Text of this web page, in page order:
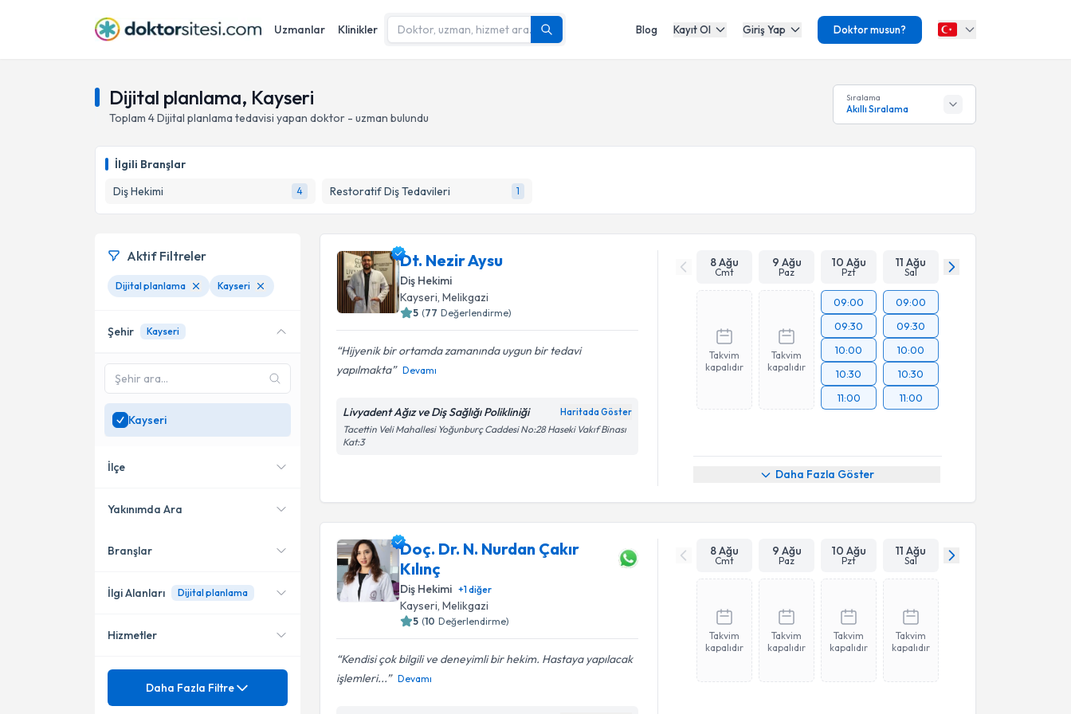
Uzmanlar Klinikler Blog Kayıt Ol Giriş Yap Doktor musun?
Dijital planlama, Kayseri
Toplam 4Dijital planlama tedavisi yapan doktor - uzman bulundu
Sıralama
Akıllı Sıralama
İlgili Branşlar
Diş Hekimi
4 Restoratif Diş Tedavileri 1
Dt. Nezir Aysu
Diş Hekimi
Kayseri, Melikgazi
5 (77 Değerlendirme)
Hijyenik bir ortamda zamanında uygun bir tedavi
yapılmakta
Devamı
Livyadent Ağız ve Diş Sağlığı Polikliniği Haritada Göster
Tacettin Veli Mahallesi Yoğunburç Caddesi No:28 Haseki Vakıf Binası
Kat:3
8 Ağu
Cmt
9 Ağu
Paz
10 Ağu
Pzt
11 Ağu
Sal
Takvim
kapalıdır
Takvim
kapalıdır
09:00
09:30
10:00
10:30
11:00
09:00
09:30
10:00
10:30
11:00
Daha Fazla Göster
Doç. Dr. N. Nurdan Çakır
Kılınç
Diş Hekimi +1diğer
Kayseri , Melikgazi
5 (10 Değerlendirme)
Kendisi çok bilgili ve deneyimli bir hekim. Hastaya yapılacak
işlemleri...
Devamı
8 Ağu
Cmt
9 Ağu
Paz
10 Ağu
Pzt
11 Ağu
Sal
Takvim
kapalıdır
Takvim
kapalıdır
Takvim
kapalıdır
Takvim
kapalıdır
Aktif Filtreler
Dijital planlama Kayseri
Şehir Kayseri
Kayseri
İlçe
Melikgazi
Kocasinan
Yakınımda Ara
Konumuma yakın uzmanları
Branşlar
Diş Hekimi
Restoratif Diş Tedavileri
İlgi Alanları Dijital planlama
Dijital Diş Hekimliği
Hizmetler
Mezuniyet
Daha Fazla Filtre